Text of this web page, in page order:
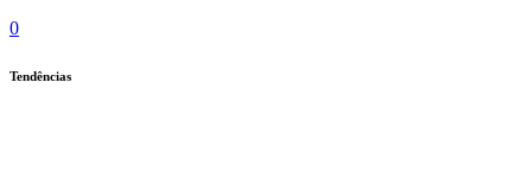
0
Tendências